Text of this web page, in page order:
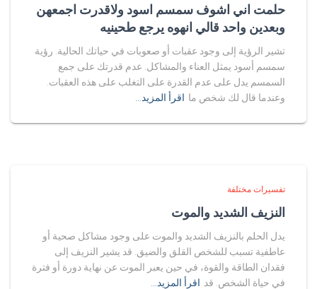
حلمت اني اشوف سمسم اسود ولاقدرت اجمعهن
وبعدين واحد قالي انهوه يرجع طحينيه
تشير الرؤية إلى وجود عقبات أو صعوبات في حياتك الحالية. رؤية
سمسم أسود يمثل العناء والمشاكل. عدم قدرتك على جمع
السمسم يدل على عدم القدرة على التغلب على هذه العقبات.
وعندما قال لك شخص ما اقرأ المزيد…
تفسيرات مختلفة
النزيف الشديد والموت
يدل الحلم بالنزيف الشديد والموت على وجود مشاكل صحية أو
عاطفية تسبب للشخص القلق والضيق. قد يشير النزيف إلى
فقدان الطاقة والقوة، في حين يعبر الموت عن نهاية دورة أو فترة
في حياة الشخص. قد اقرأ المزيد…